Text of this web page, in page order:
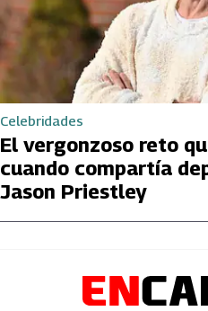
Celebridades
El vergonzoso reto
cuando compartía
Jason Priestley